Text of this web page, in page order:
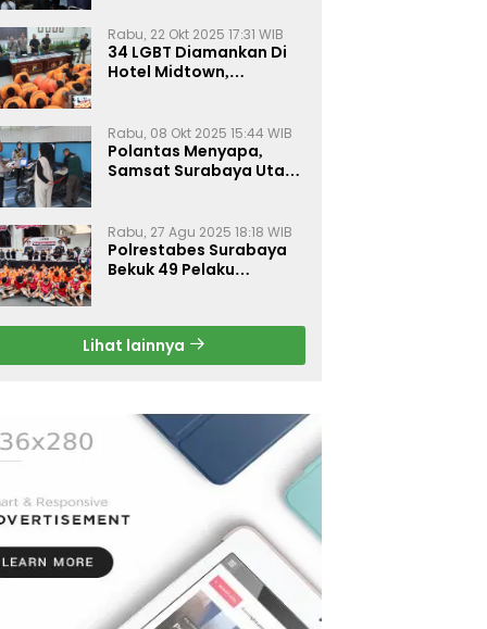
Rabu, 22 Okt 2025 17:31 WIB
34 LGBT Diamankan Di
Hotel Midtown,
Rabu, 08 Okt 2025 15:44 WIB
Polantas Menyapa,
Samsat Surabaya Utara
Rabu, 27 Agu 2025 18:18 WIB
Polrestabes Surabaya
Bekuk 49 Pelaku
Gratis
Lihat lainnya